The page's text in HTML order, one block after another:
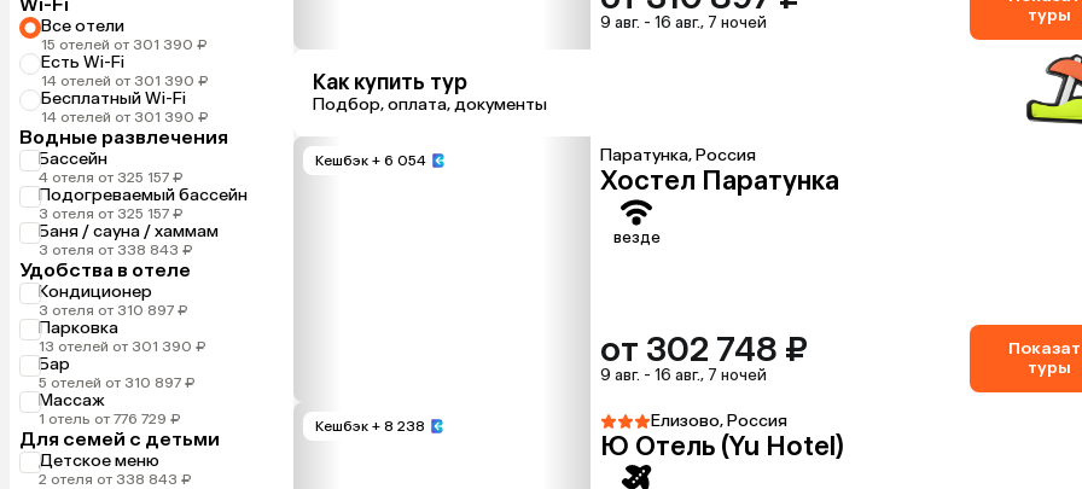
Все отели
15 отелей от 301 390 ₽
Есть Wi-Fi
14 отелей от 301 390 ₽
Бесплатный Wi-Fi
14 отелей от 301 390 ₽
Водные развлечения
Бассейн
4 отеля от 325 157 ₽
Подогреваемый бассейн
3 отеля от 325 157 ₽
Баня / сауна / хаммам
3 отеля от 338 843 ₽
Удобства в отеле
Кондиционер
3 отеля от 310 897 ₽
Парковка
13 отелей от 301 390 ₽
Бар
5 отелей от 310 897 ₽
Массаж
1 отель от 776 729 ₽
Для семей с детьми
Детское меню
2 отеля от 338 843 ₽
9 авг. - 16 авг., 7 ночей
туры
Как купить тур
Подбор, оплата, документы
Кешбэк + 6 054 Паратунка, Россия
Хостел Паратунка
везде
от 302 748 ₽
9 авг. - 16 авг., 7 ночей
туры
Кешбэк + 8 238 Елизово, Россия
Ю Отель (Yu Hotel)